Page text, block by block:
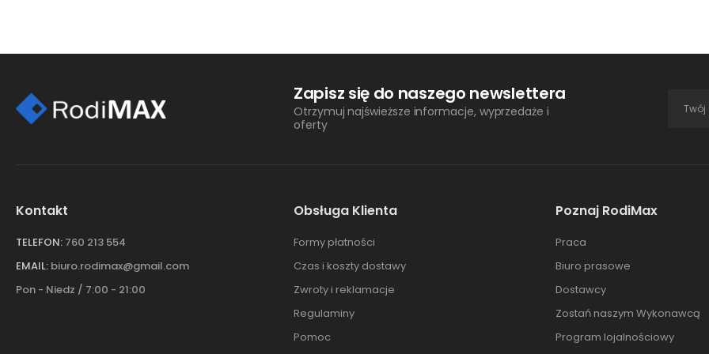
Zapisz się do naszego newslettera
Otrzymuj najświeższe informacje, wyprzedaże i
oferty
Kontakt
TELEFON: 760 213 554
EMAIL: biuro.rodimax@gmail.com
Pon - Niedz / 7:00 - 21:00
Obsługa Klienta
Formy płatności
Czas i koszty dostawy
Zwroty i reklamacje
Regulaminy
Pomoc
Poznaj RodiMax
Praca
Biuro prasowe
Dostawcy
Zostań naszym Wykonawcą
Program lojalnościowy